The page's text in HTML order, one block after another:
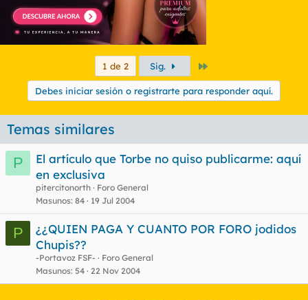
1 de 2 Sig.
Debes iniciar sesión o registrarte para responder aquí.
Temas similares
P
El artículo que Torbe no quiso publicarme: aquí
en exclusiva
pitercitonorth
Foro General
Masunos 84 19 Jul 2004
P
¿¿QUIEN PAGA Y CUANTO POR FORO jodidos
Chupis??
-Portavoz FSF-
Foro General
Masunos 54 22 Nov 2004